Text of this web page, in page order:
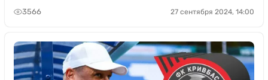
3566 27 сентября 2024, 14:00